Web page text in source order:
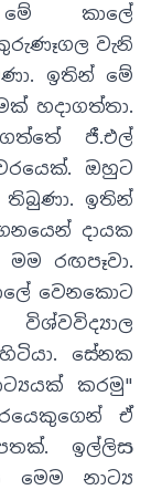
කාලේ
වැනි
ඉතින් මේ
හදාගත්තා.
ජී.එල්
. ඔහුට
තිබුණා. ඉතින්
දායක
රඟපෑවා.
වෙනකොට
සේනක
කරමු"
ඒ
. ඉල්ලිස
නාට්‍ය